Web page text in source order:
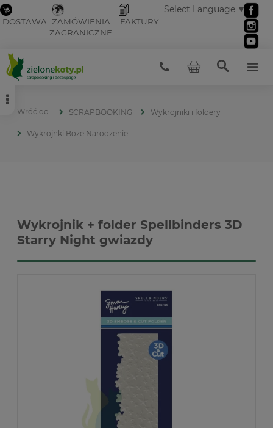
DOSTAWA ZAMÓWIENIA
ZAGRANICZNE
FAKTURY
Select Language ▼
SCRAPBOOKING Wykrojniki i foldery
Wykrojnki Boże Narodzenie
Wykrojnik + folder Spellbinders 3D
Starry Night gwiazdy